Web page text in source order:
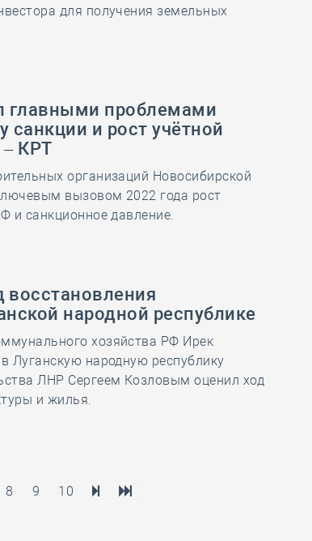
для получения земельных
главными проблемами
санкции и рост учётной
КРТ
организаций Новосибирской
вызовом 2022 года рост
и санкционное давление.
восстановления
народной республике
хозяйства РФ Ирек
Луганскую народную республику
ЛНР Сергеем Козловым оценил ход
и жилья.
8 9 10